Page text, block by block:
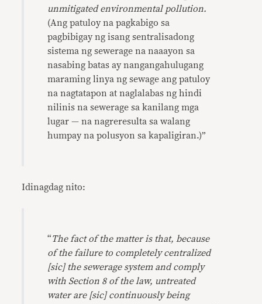
unmitigated environmental pollution.
(Ang patuloy na pagkabigo sa
pagbibigay ng isang sentralisadong
sistema ng sewerage na naaayon sa
nasabing batas ay nangangahulugang
maraming linya ng sewage ang patuloy
na nagtatapon at naglalabas ng hindi
nilinis na sewerage sa kanilang mga
lugar — na nagreresulta sa walang
humpay na polusyon sa kapaligiran.)”
Idinagdag nito:
“The fact of the matter is that, because
of the failure to completely centralized
[sic] the sewerage system and comply
with Section 8 of the law, untreated
water are [sic] continuously being